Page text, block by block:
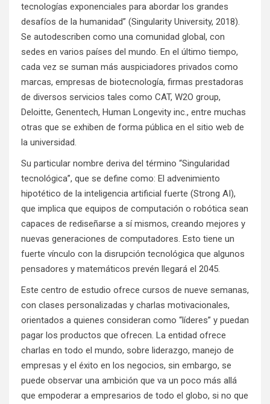
tecnologías exponenciales para abordar los grandes
desafíos de la humanidad” (Singularity University, 2018).
Se autodescriben como una comunidad global, con
sedes en varios países del mundo. En el último tiempo,
cada vez se suman más auspiciadores privados como
marcas, empresas de biotecnología, firmas prestadoras
de diversos servicios tales como CAT, W2O group,
Deloitte, Genentech, Human Longevity inc., entre muchas
otras que se exhiben de forma pública en el sitio web de
la universidad.
Su particular nombre deriva del término “Singularidad
tecnológica”, que se define como: El advenimiento
hipotético de la inteligencia artificial fuerte (Strong AI),
que implica que equipos de computación o robótica sean
capaces de rediseñarse a sí mismos, creando mejores y
nuevas generaciones de computadores. Esto tiene un
fuerte vínculo con la disrupción tecnológica que algunos
pensadores y matemáticos prevén llegará el 2045.
Este centro de estudio ofrece cursos de nueve semanas,
con clases personalizadas y charlas motivacionales,
orientados a quienes consideran como “líderes” y puedan
pagar los productos que ofrecen. La entidad ofrece
charlas en todo el mundo, sobre liderazgo, manejo de
empresas y el éxito en los negocios, sin embargo, se
puede observar una ambición que va un poco más allá
que empoderar a empresarios de todo el globo, si no que